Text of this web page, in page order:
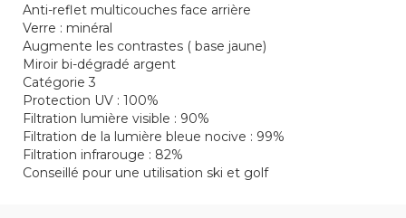
Anti-reflet multicouches face arrière
Verre : minéral
Augmente les contrastes ( base jaune)
Miroir bi-dégradé argent
Catégorie 3
Protection UV : 100%
Filtration lumière visible : 90%
Filtration de la lumière bleue nocive : 99%
Filtration infrarouge : 82%
Conseillé pour une utilisation ski et golf